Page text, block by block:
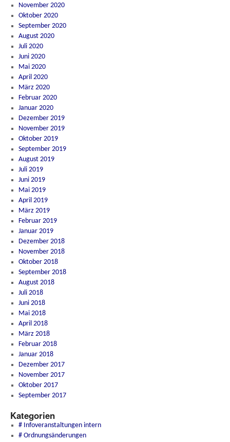
November 2020
Oktober 2020
September 2020
August 2020
Juli 2020
Juni 2020
Mai 2020
April 2020
März 2020
Februar 2020
Januar 2020
Dezember 2019
November 2019
Oktober 2019
September 2019
August 2019
Juli 2019
Juni 2019
Mai 2019
April 2019
März 2019
Februar 2019
Januar 2019
Dezember 2018
November 2018
Oktober 2018
September 2018
August 2018
Juli 2018
Juni 2018
Mai 2018
April 2018
März 2018
Februar 2018
Januar 2018
Dezember 2017
November 2017
Oktober 2017
September 2017
Kategorien
# Infoveranstaltungen intern
# Ordnungsänderungen